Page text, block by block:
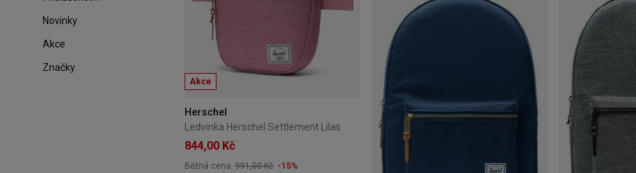
Novinky
Akce
Značky
Akce
Herschel
Ledvinka Herschel Settlement Lilas
844,00 Kč
Běžná cena: 991,00 Kč -15%